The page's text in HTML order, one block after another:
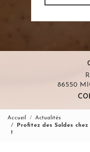
86550
Accueil
Actualités
Profitez des Soldes
!